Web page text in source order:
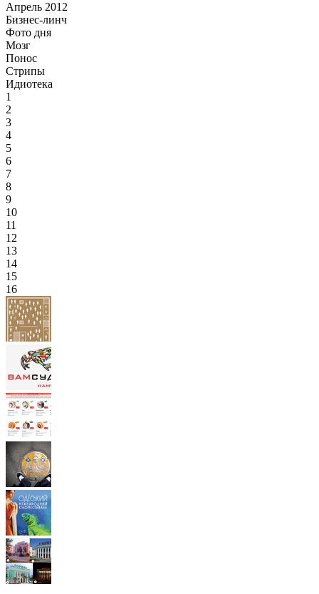
Апрель 2012
Бизнес-линч
Фото дня
Мозг
Понос
Стрипы
Идиотека
1
2
3
4
5
6
7
8
9
10
11
12
13
14
15
16